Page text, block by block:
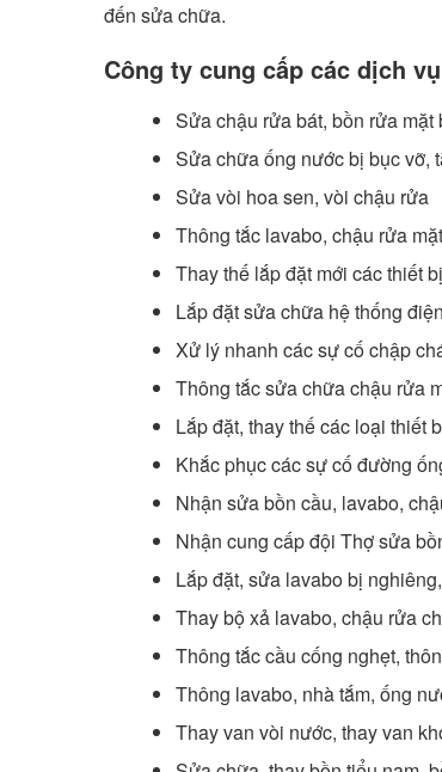
đến sửa chữa.
Công ty cung cấp các dịch
Sửa chậu rửa bát, bồn rửa
Sửa chữa ống nước bị bục vỡ,
Sửa vòi hoa sen, vòi chậu rửa
Thông tắc lavabo, chậu rửa mặt
Thay thế lắp đặt mới các thiết
Lắp đặt sửa chữa hệ thống
Xử lý nhanh các sự cố chập
Thông tắc sửa chữa chậu rửa
Lắp đặt, thay thế các loại thiết
Khắc phục các sự cố đường
Nhận sửa bồn cầu, lavabo,
Nhận cung cấp đội Thợ sửa
Lắp đặt, sửa lavabo bị
Thay bộ xả lavabo, chậu rửa
Thông tắc cầu cống nghẹt,
Thông lavabo, nhà tắm, ống
Thay van vòi nước, thay van